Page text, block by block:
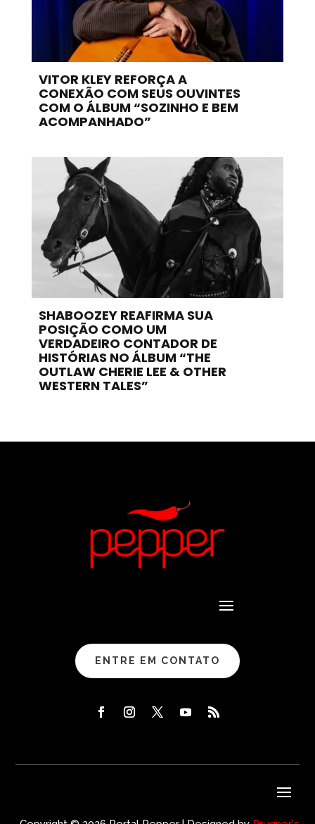
VITOR KLEY REFORÇA A
CONEXÃO COM SEUS OUVINTES
COM O ÁLBUM “SOZINHO E BEM
ACOMPANHADO”
SHABOOZEY REAFIRMA SUA
POSIÇÃO COMO UM
VERDADEIRO CONTADOR DE
HISTÓRIAS NO ÁLBUM “THE
OUTLAW CHERIE LEE & OTHER
WESTERN TALES”
ENTRE EM CONTATO